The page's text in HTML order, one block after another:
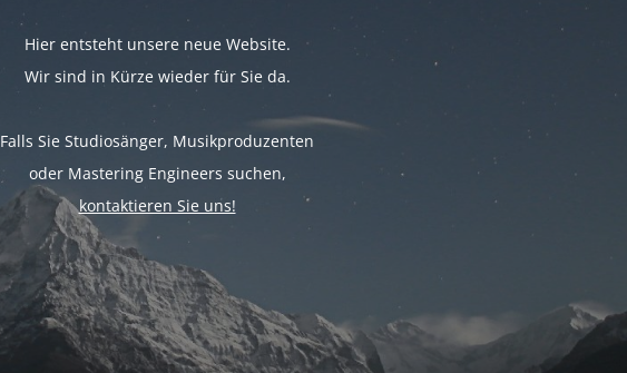
Hier entsteht unsere neue Website.
Wir sind in Kürze wieder für Sie da.
Falls Sie Studiosänger, Musikproduzenten
oder Mastering Engineers suchen,
kontaktieren Sie uns!